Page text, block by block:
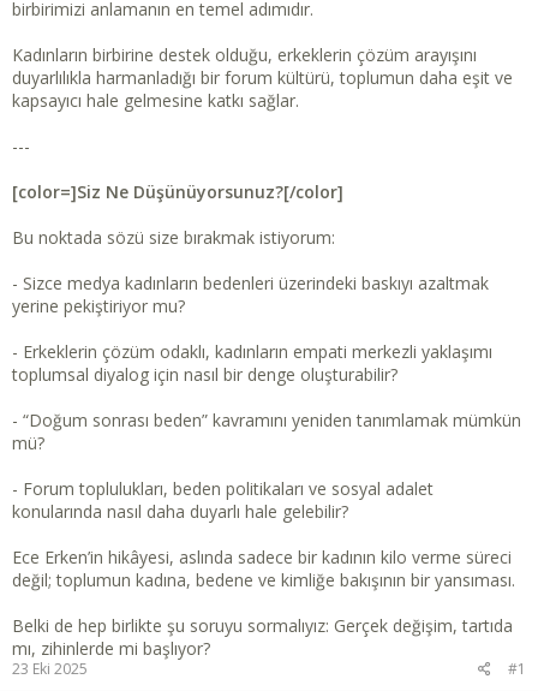
birbirimizi anlamanın en temel adımıdır.
Kadınların birbirine destek olduğu, erkeklerin çözüm arayışını
duyarlılıkla harmanladığı bir forum kültürü, toplumun daha eşit ve
kapsayıcı hale gelmesine katkı sağlar.
---
[color=]Siz Ne Düşünüyorsunuz?[/color]
Bu noktada sözü size bırakmak istiyorum:
- Sizce medya kadınların bedenleri üzerindeki baskıyı azaltmak
yerine pekiştiriyor mu?
- Erkeklerin çözüm odaklı, kadınların empati merkezli yaklaşımı
toplumsal diyalog için nasıl bir denge oluşturabilir?
- “Doğum sonrası beden” kavramını yeniden tanımlamak mümkün
mü?
- Forum toplulukları, beden politikaları ve sosyal adalet
konularında nasıl daha duyarlı hale gelebilir?
Ece Erken’in hikâyesi, aslında sadece bir kadının kilo verme süreci
değil; toplumun kadına, bedene ve kimliğe bakışının bir yansıması.
Belki de hep birlikte şu soruyu sormalıyız: Gerçek değişim, tartıda
mı, zihinlerde mi başlıyor?
23 Eki 2025 #1